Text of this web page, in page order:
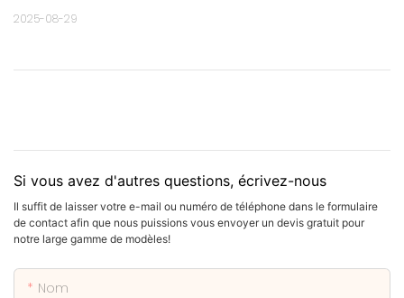
2025-08-29
Si vous avez d'autres questions, écrivez-nous
Il suffit de laisser votre e-mail ou numéro de téléphone dans le formulaire
de contact afin que nous puissions vous envoyer un devis gratuit pour
notre large gamme de modèles!
Nom